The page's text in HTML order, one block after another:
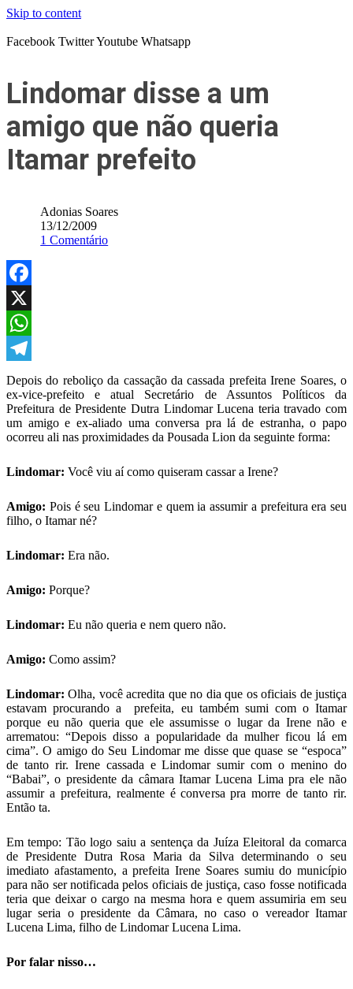
Skip to content
Facebook TwitterYoutube Whatsapp
Lindomar disse a um
amigo que não queria
Itamar prefeito
Adonias Soares
13/12/2009
1 Comentário
Facebook
X
WhatsApp
Telegram
Depois do reboliço da cassação da cassada prefeita Irene Soares, o
ex-vice-prefeito e atual Secretário de Assuntos Políticos da
Prefeitura de Presidente Dutra Lindomar Lucena teria travado com
um amigo e ex-aliado uma conversa pra lá de estranha, o papo
ocorreu ali nas proximidades da Pousada Lion da seguinte forma:
Lindomar: Você viu aí como quiseram cassar a Irene?
Amigo: Pois é seu Lindomar e quem ia assumir a prefeitura era seu
filho, o Itamar né?
Lindomar: Era não.
Amigo: Porque?
Lindomar: Eu não queria e nem quero não.
Amigo: Como assim?
Lindomar: Olha, você acredita que no dia que os oficiais de justiça
estavam procurando a prefeita, eu também sumi com o Itamar
porque eu não queria que ele assumisse o lugar da Irene não e
arrematou: “Depois disso a popularidade da mulher ficou lá em
cima”. O amigo do Seu Lindomar me disse que quase se “espoca”
de tanto rir. Irene cassada e Lindomar sumir com o menino do
“Babai”, o presidente da câmara Itamar Lucena Lima pra ele não
assumir a prefeitura, realmente é conversa pra morre de tanto rir.
Então ta.
Em tempo: Tão logo saiu a sentença da Juíza Eleitoral da comarca
de Presidente Dutra Rosa Maria da Silva determinando o seu
imediato afastamento, a prefeita Irene Soares sumiu do município
para não ser notificada pelos oficiais de justiça, caso fosse notificada
teria que deixar o cargo na mesma hora e quem assumiria em seu
lugar seria o presidente da Câmara, no caso o vereador Itamar
Lucena Lima, filho de Lindomar Lucena Lima.
Por falar nisso…